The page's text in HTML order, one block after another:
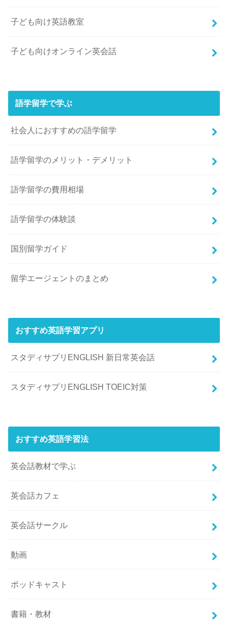
子ども向け英語教室
子ども向けオンライン英会話
語学留学で学ぶ
社会人におすすめの語学留学
語学留学のメリット・デメリット
語学留学の費用相場
語学留学の体験談
国別留学ガイド
留学エージェントのまとめ
おすすめ英語学習アプリ
スタディサプリENGLISH 新日常英会話
スタディサプリENGLISH TOEIC対策
おすすめ英語学習法
英会話教材で学ぶ
英会話カフェ
英会話サークル
動画
ポッドキャスト
書籍・教材